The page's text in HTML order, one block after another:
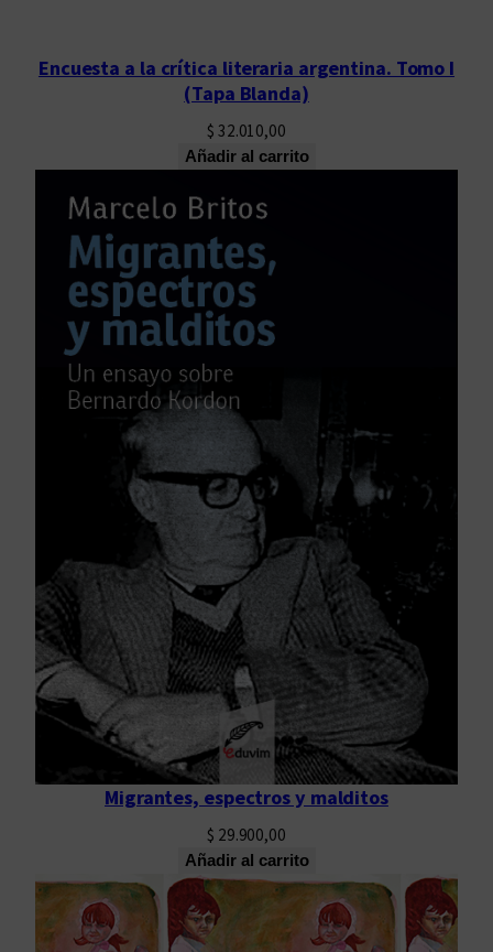
Encuesta a la crítica literaria argentina. Tomo I
(Tapa Blanda)
$ 32.010,00
Añadir al carrito
Migrantes, espectros y malditos
$ 29.900,00
Añadir al carrito